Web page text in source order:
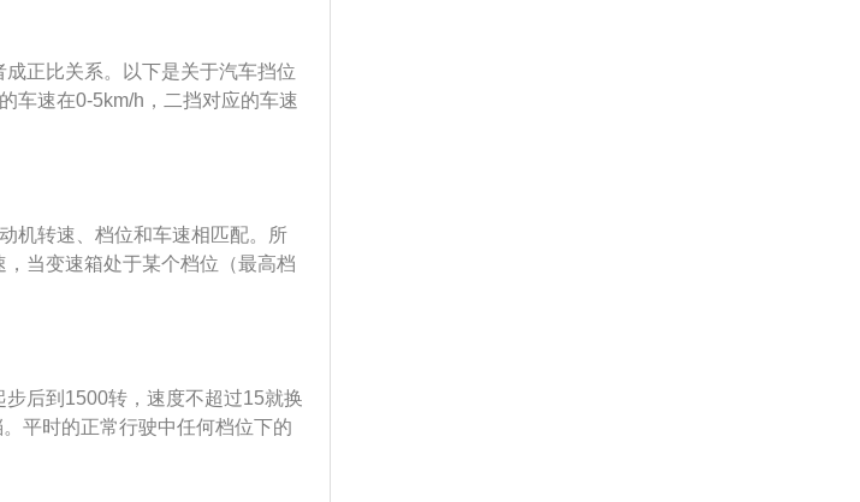
档：时速40-60km/h时使用该档
正比关系。以下是关于汽车挡位
车速在0-5km/h，二挡对应的车速
挡对应的车速在40-60km/h，五挡
量高功率的发动机，可以在300
机转速、档位和车速相匹配。所
当变速箱处于某个档位（最高档
速（例如3000转）时，车速就达
接近3000转，此时就该换到四
当时的路况如何是否可以继续顺
后到1500转，速度不超过15就换
平时的正常行驶中任何档位下的
动机转速的最佳状态：1、正常情